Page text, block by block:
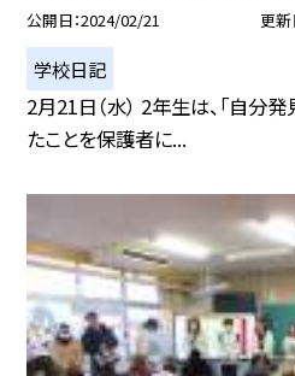
公開日 2024/02/21 更新
学校日記
2月21日（水） 2年生は、「自分発
たことを保護者に...